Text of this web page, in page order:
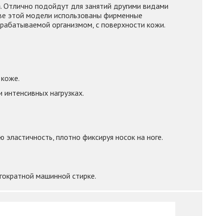
Отлично подойдут для занятий другими видами
этой модели использованы фирменные
организмом, с поверхности кожи.
нагрузках.
плотно фиксируя носок на ноге.
машинной стирке.